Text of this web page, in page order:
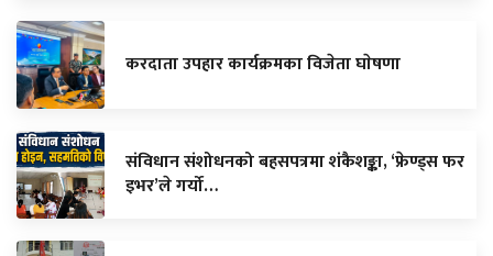
करदाता उपहार कार्यक्रमका विजेता घाेषणा
संविधान संशोधनको बहसपत्रमा शंकैशङ्का, ‘फ्रेण्ड्स फर
इभर’ले गर्यो…